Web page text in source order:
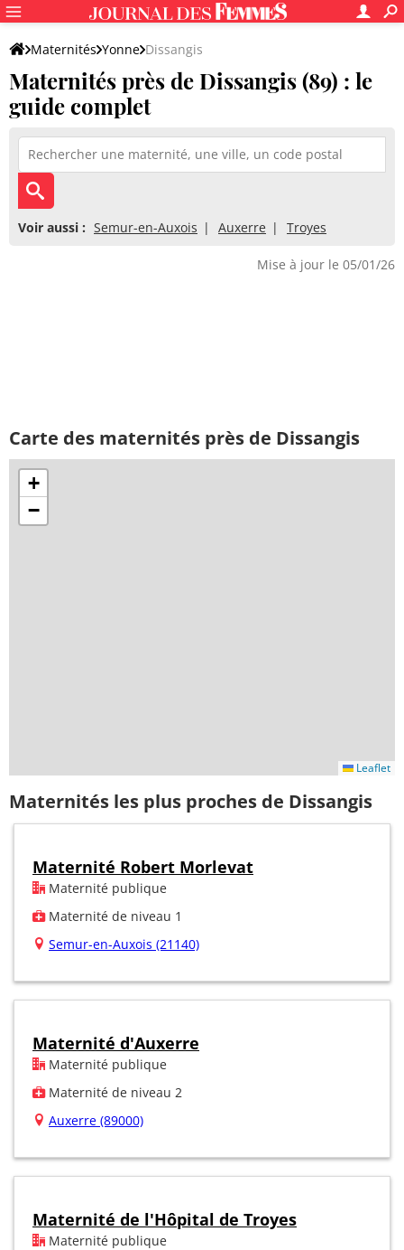
Maternités Yonne Dissangis
Maternités près de Dissangis (89) : le
guide complet
Voir aussi : Semur-en-Auxois Auxerre Troyes
Mise à jour le 05/01/26
Carte des maternités près de Dissangis
+
−
Leaflet
Maternités les plus proches de Dissangis
Maternité Robert Morlevat
Maternité publique
Maternité de niveau 1
Semur-en-Auxois (21140)
Maternité d'Auxerre
Maternité publique
Maternité de niveau 2
Auxerre (89000)
Maternité de l'Hôpital de Troyes
Maternité publique